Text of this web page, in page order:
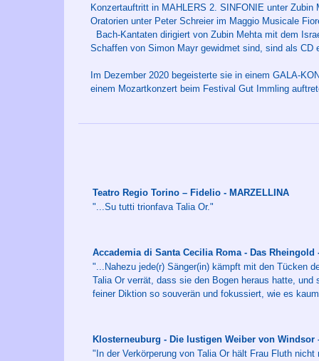
Konzertauftritt in MAHLERS 2. SINFONIE unter
Oratorien unter Peter Schreier im Maggio Musicale
Bach-Kantaten dirigiert von Zubin Mehta mit dem
Schaffen von Simon Mayr gewidmet sind, sind als CD
Im Dezember 2020 begeisterte sie in einem GALA-
einem Mozartkonzert beim Festival Gut Immling
Teatro Regio Torino – Fidelio - MARZELLINA
"...Su tutti trionfava Talia Or."
Accademia di Santa Cecilia Roma - Das Rheingold
"...Nahezu jede(r) Sänger(in) kämpft mit den Tücken
Talia Or verrät, dass sie den Bogen heraus hatte,
feiner Diktion so souverän und fokussiert, wie es
Klosterneuburg - Die lustigen Weiber von Windsor
"In der Verkörperung von Talia Or hält Frau Fluth